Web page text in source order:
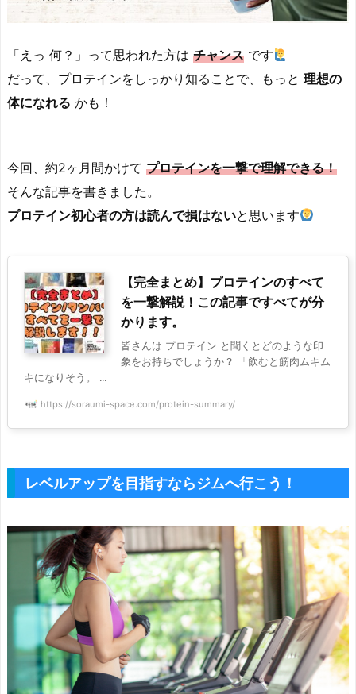
「えっ 何？」って思われた方は チャンス です
だって、プロテインをしっかり知ることで、もっと 理想の
体になれる かも！
今回、約2ヶ月間かけて プロテインを一撃で理解できる！
そんな記事を書きました。
プロテイン初心者の方は読んで損はないと思います
【完全まとめ】プロテインのすべて
を一撃解説！この記事ですべてが分
かります。
皆さんは プロテイン と聞くとどのような印
象をお持ちでしょうか？ 「飲むと筋肉ムキム
キになりそう。 ...
https://soraumi-space.com/protein-summary/
レベルアップを目指すならジムへ行こう！